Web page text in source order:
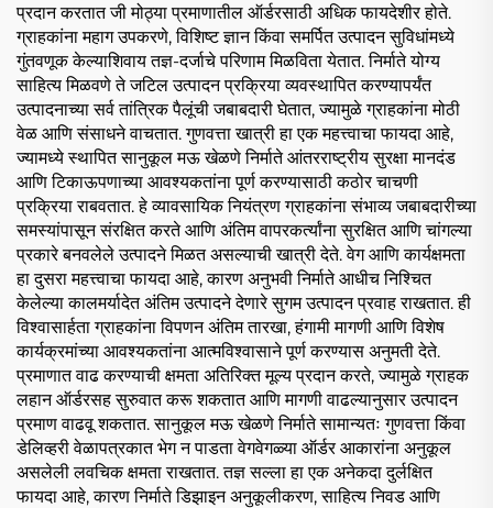
प्रदान करतात जी मोठ्या प्रमाणातील ऑर्डरसाठी अधिक फायदेशीर होते.
ग्राहकांना महाग उपकरणे, विशिष्ट ज्ञान किंवा समर्पित उत्पादन सुविधांमध्ये
गुंतवणूक केल्याशिवाय तज्ञ-दर्जाचे परिणाम मिळविता येतात. निर्माते योग्य
साहित्य मिळवणे ते जटिल उत्पादन प्रक्रिया व्यवस्थापित करण्यापर्यंत
उत्पादनाच्या सर्व तांत्रिक पैलूंची जबाबदारी घेतात, ज्यामुळे ग्राहकांना मोठी
वेळ आणि संसाधने वाचतात. गुणवत्ता खात्री हा एक महत्त्वाचा फायदा आहे,
ज्यामध्ये स्थापित सानुकूल मऊ खेळणे निर्माते आंतरराष्ट्रीय सुरक्षा मानदंड
आणि टिकाऊपणाच्या आवश्यकतांना पूर्ण करण्यासाठी कठोर चाचणी
प्रक्रिया राबवतात. हे व्यावसायिक नियंत्रण ग्राहकांना संभाव्य जबाबदारीच्या
समस्यांपासून संरक्षित करते आणि अंतिम वापरकर्त्यांना सुरक्षित आणि चांगल्या
प्रकारे बनवलेले उत्पादने मिळत असल्याची खात्री देते. वेग आणि कार्यक्षमता
हा दुसरा महत्त्वाचा फायदा आहे, कारण अनुभवी निर्माते आधीच निश्चित
केलेल्या कालमर्यादेत अंतिम उत्पादने देणारे सुगम उत्पादन प्रवाह राखतात. ही
विश्वासार्हता ग्राहकांना विपणन अंतिम तारखा, हंगामी मागणी आणि विशेष
कार्यक्रमांच्या आवश्यकतांना आत्मविश्वासाने पूर्ण करण्यास अनुमती देते.
प्रमाणात वाढ करण्याची क्षमता अतिरिक्त मूल्य प्रदान करते, ज्यामुळे ग्राहक
लहान ऑर्डरसह सुरुवात करू शकतात आणि मागणी वाढल्यानुसार उत्पादन
प्रमाण वाढवू शकतात. सानुकूल मऊ खेळणे निर्माते सामान्यतः गुणवत्ता किंवा
डेलिव्हरी वेळापत्रकात भेग न पाडता वेगवेगळ्या ऑर्डर आकारांना अनुकूल
असलेली लवचिक क्षमता राखतात. तज्ञ सल्ला हा एक अनेकदा दुर्लक्षित
फायदा आहे, कारण निर्माते डिझाइन अनुकूलीकरण, साहित्य निवड आणि